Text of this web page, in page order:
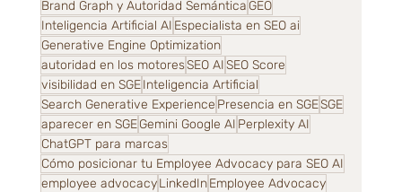
Brand Graph y Autoridad Semántica GEO
Inteligencia Artificial AI Especialista en SEO ai
Generative Engine Optimization
autoridad en los motoresSEO AISEO Score
visibilidad en SGEInteligencia Artificial
Search Generative Experience Presencia en SGESGE
aparecer en SGEGemini Google AI Perplexity AI
ChatGPT para marcas
Cómo posicionar tu Employee Advocacy para SEO AI
employee advocacyLinkedInEmployee Advocacy